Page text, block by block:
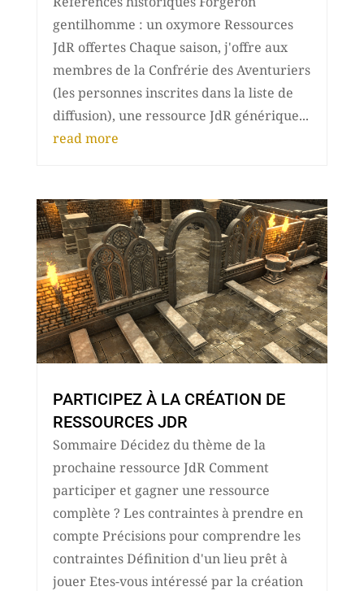
gentilhomme : un oxymore Ressources
JdR offertes Chaque saison, j'offre aux
membres de la Confrérie des Aventuriers
(les personnes inscrites dans la liste de
diffusion), une ressource JdR générique...
read more
PARTICIPEZ À LA CRÉATION DE
RESSOURCES JDR
Sommaire Décidez du thème de la
prochaine ressource JdR Comment
participer et gagner une ressource
complète ? Les contraintes à prendre en
compte Précisions pour comprendre les
contraintes Définition d'un lieu prêt à
jouer Etes-vous intéressé par la création